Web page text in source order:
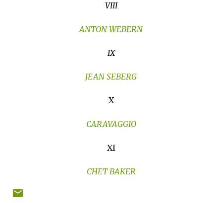
VIII
ANTON WEBERN
IX
JEAN SEBERG
X
CARAVAGGIO
XI
CHET BAKER